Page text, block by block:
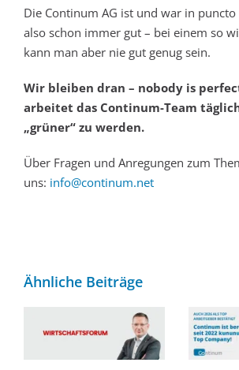
Die Continum AG ist und war in
also schon immer gut – bei einem so
kann man aber nie gut genug sein.
Wir bleiben dran – nobody is
arbeitet das Continum-Team
„grüner“ zu werden.
Über Fragen und Anregungen zum
uns: info@continum.net
Ähnliche Beiträge